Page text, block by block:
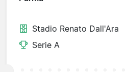
Stadio Renato Dall'Ara
Serie A